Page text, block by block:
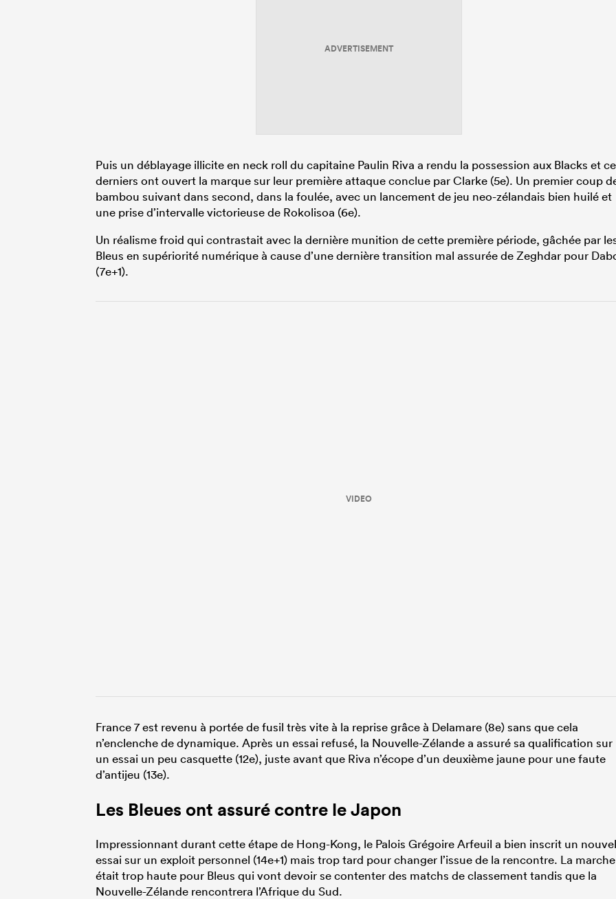
ADVERTISEMENT
Puis un déblayage illicite en neck roll du capitaine Paulin Riva a rendu la possession aux Blacks et
derniers ont ouvert la marque sur leur première attaque conclue par Clarke (5e). Un premier coup
bambou suivant dans second, dans la foulée, avec un lancement de jeu neo-zélandais bien huilé et
une prise d’intervalle victorieuse de Rokolisoa (6e).
Un réalisme froid qui contrastait avec la dernière munition de cette première période, gâchée par
Bleus en supériorité numérique à cause d’une dernière transition mal assurée de Zeghdar pour
(7e+1).
VIDEO
France 7 est revenu à portée de fusil très vite à la reprise grâce à Delamare (8e) sans que cela
n’enclenche de dynamique. Après un essai refusé, la Nouvelle-Zélande a assuré sa qualification sur
un essai un peu casquette (12e), juste avant que Riva n’écope d’un deuxième jaune pour une faute
d’antijeu (13e).
Les Bleues ont assuré contre le Japon
Impressionnant durant cette étape de Hong-Kong, le Palois Grégoire Arfeuil a bien inscrit un nouvel
essai sur un exploit personnel (14e+1) mais trop tard pour changer l’issue de la rencontre. La marche
était trop haute pour Bleus qui vont devoir se contenter des matchs de classement tandis que la
Nouvelle-Zélande rencontrera l’Afrique du Sud.